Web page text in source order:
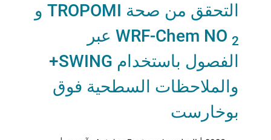
التحقق من صحة TROPOMI و
WRF-Chem NO2
عبر
الفصول باستخدام SWING+
والملاحظات السطحية فوق
بوخارست